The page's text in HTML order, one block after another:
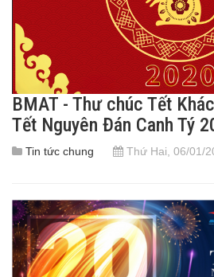
BMAT - Thư chúc Tết
Tết Nguyên Đán Canh Tý
Tin tức chung Thứ Hai, 06/01/